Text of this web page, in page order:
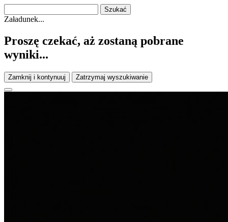
Załadunek...
Proszę czekać, aż zostaną pobrane
wyniki...
Zamknij i kontynuuj Zatrzymaj wyszukiwanie